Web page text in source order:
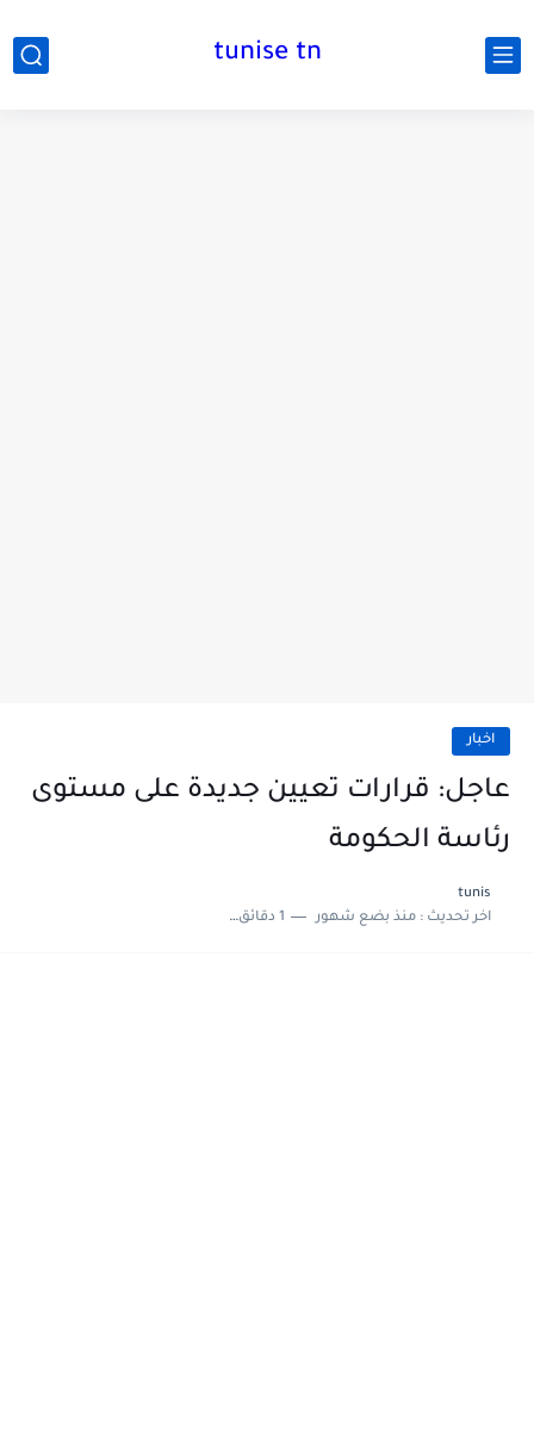
tunise tn
اخبار
عاجل: قرارات تعيين جديدة على مستوى
رئاسة الحكومة
tunis
اخر تحديث :منذ بضع شهور 1 دقائق للقراءة